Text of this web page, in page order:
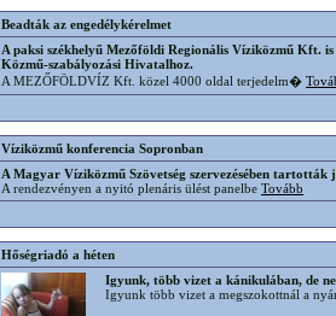
Beadták az engedélykérelmet
A paksi székhelyű Mezőföldi Regionális Víziközmű Kft.
Közmű-szabályozási Hivatalhoz.
A MEZŐFÖLDVÍZ Kft. közel 4000 oldal terjedelm�
Víziközmű konferencia Sopronban
A Magyar Víziközmű Szövetség szervezésében
A rendezvényen a nyitó plenáris ülést panelbe Tovább
Hőségriadó a héten
Igyunk, több vizet a kánikulában, de
Igyunk több vizet a megszokottnál a